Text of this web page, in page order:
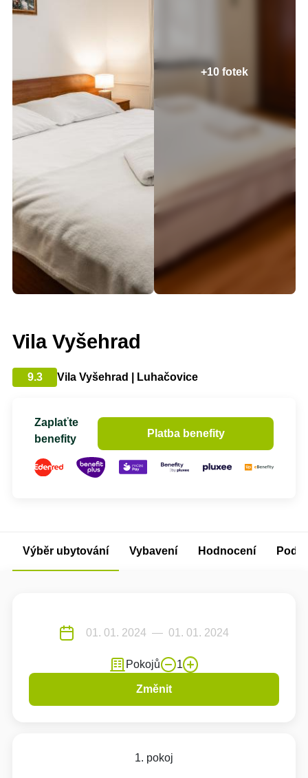
+10 fotek
Vila Vyšehrad
9.3 Vila Vyšehrad | Luhačovice
Zaplaťte
benefity
Platba benefity
Výběr ubytování Vybavení Hodnocení
Pokojů 1
Změnit
1. pokoj